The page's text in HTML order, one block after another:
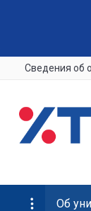
Сведения об
Об